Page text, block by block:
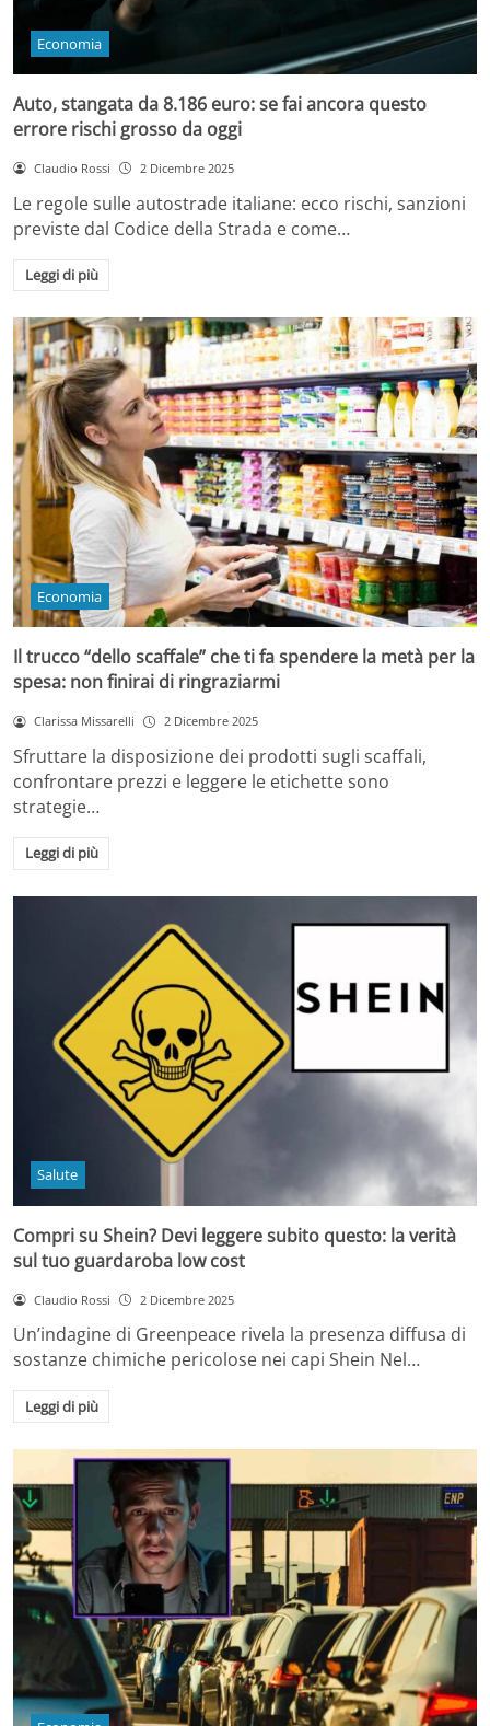
Economia
Auto, stangata da 8.186 euro: se fai ancora questo
errore rischi grosso da oggi
Claudio Rossi 2 Dicembre 2025
Le regole sulle autostrade italiane: ecco rischi, sanzioni
previste dal Codice della Strada e come…
Leggi di più
Economia
Il trucco “dello scaffale” che ti fa spendere la metà per la
spesa: non finirai di ringraziarmi
Clarissa Missarelli 2 Dicembre 2025
Sfruttare la disposizione dei prodotti sugli scaffali,
confrontare prezzi e leggere le etichette sono
strategie…
Leggi di più
Salute
Compri su Shein? Devi leggere subito questo: la verità
sul tuo guardaroba low cost
Claudio Rossi 2 Dicembre 2025
Un’indagine di Greenpeace rivela la presenza diffusa di
sostanze chimiche pericolose nei capi Shein Nel…
Leggi di più